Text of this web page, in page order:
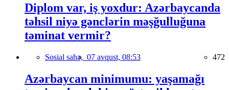
Diplom var, iş yoxdur: Azərbaycanda
təhsil niyə gənclərin məşğulluğuna
təminat vermir?
Sosial sahə, 07 avqust, 08:53 472
Azərbaycan minimumu: yaşamağı